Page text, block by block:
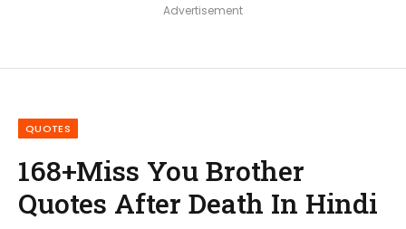
Advertisement
QUOTES
168+Miss You Brother
Quotes After Death In Hindi